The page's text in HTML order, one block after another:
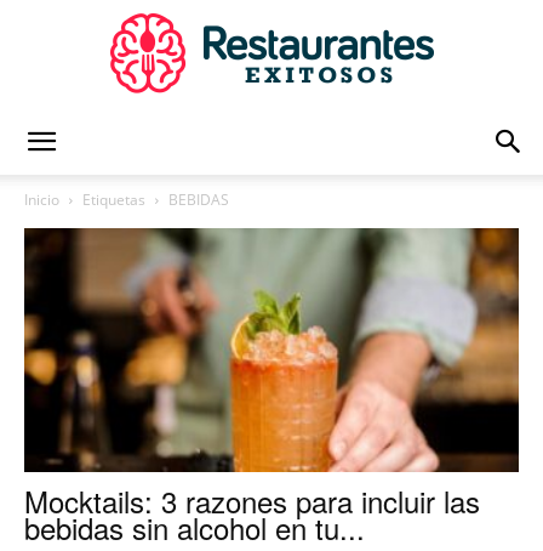
|
Capacitación
Inicio Etiquetas BEBIDAS
Mocktails: 3 razones para incluir las
bebidas sin alcohol en tu...